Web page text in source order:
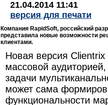
21.04.2014 11:41
версия для печати
Компания RapidSoft, российский
представила новые возможности
клиентами.
Новая версия
массовой
задачи
может сама
функциональности